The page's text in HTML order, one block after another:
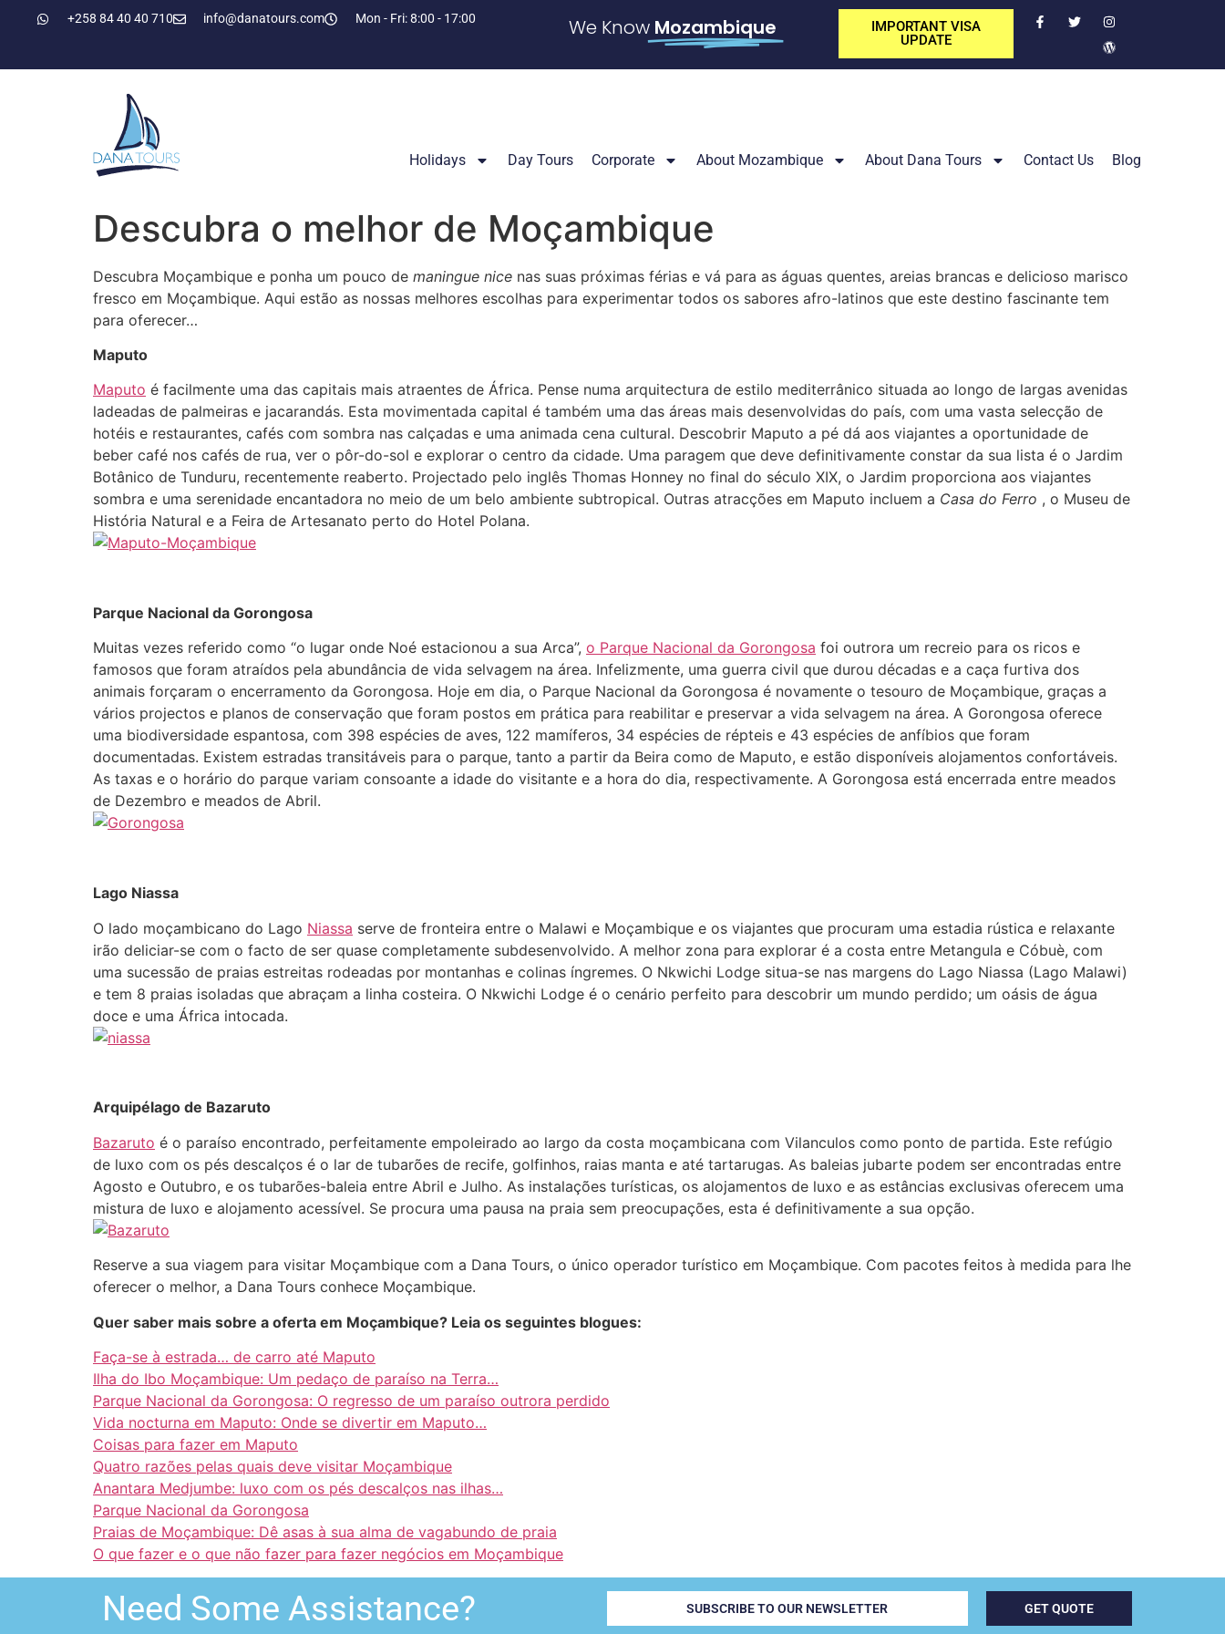
+258 84 40 40 710 info@danatours.com Mon - Fri: 8:00 - 17:00 We Know Mozambique
IMPORTANT VISA
UPDATE
Holidays Day Tours Corporate About Mozambique About Dana Tours Contact Us Blog
Descubra o melhor de Moçambique
Descubra Moçambique e ponha um pouco de maningue nice nas suas próximas férias e vá para as águas quentes, areias brancas e delicioso marisco
fresco em Moçambique. Aqui estão as nossas melhores escolhas para experimentar todos os sabores afro-latinos que este destino fascinante tem
para oferecer…
Maputo
Maputo é facilmente uma das capitais mais atraentes de África. Pense numa arquitectura de estilo mediterrânico situada ao longo de largas avenidas
ladeadas de palmeiras e jacarandás. Esta movimentada capital é também uma das áreas mais desenvolvidas do país, com uma vasta selecção de
hotéis e restaurantes, cafés com sombra nas calçadas e uma animada cena cultural. Descobrir Maputo a pé dá aos viajantes a oportunidade de
beber café nos cafés de rua, ver o pôr-do-sol e explorar o centro da cidade. Uma paragem que deve definitivamente constar da sua lista é o Jardim
Botânico de Tunduru, recentemente reaberto. Projectado pelo inglês Thomas Honney no final do século XIX, o Jardim proporciona aos viajantes
sombra e uma serenidade encantadora no meio de um belo ambiente subtropical. Outras atracções em Maputo incluem a Casa do Ferro , o Museu de
História Natural e a Feira de Artesanato perto do Hotel Polana.
Parque Nacional da Gorongosa
Muitas vezes referido como “o lugar onde Noé estacionou a sua Arca”, o Parque Nacional da Gorongosa foi outrora um recreio para os ricos e
famosos que foram atraídos pela abundância de vida selvagem na área. Infelizmente, uma guerra civil que durou décadas e a caça furtiva dos
animais forçaram o encerramento da Gorongosa. Hoje em dia, o Parque Nacional da Gorongosa é novamente o tesouro de Moçambique, graças a
vários projectos e planos de conservação que foram postos em prática para reabilitar e preservar a vida selvagem na área. A Gorongosa oferece
uma biodiversidade espantosa, com 398 espécies de aves, 122 mamíferos, 34 espécies de répteis e 43 espécies de anfíbios que foram
documentadas. Existem estradas transitáveis para o parque, tanto a partir da Beira como de Maputo, e estão disponíveis alojamentos confortáveis.
As taxas e o horário do parque variam consoante a idade do visitante e a hora do dia, respectivamente. A Gorongosa está encerrada entre meados
de Dezembro e meados de Abril.
Lago Niassa
O lado moçambicano do Lago Niassa serve de fronteira entre o Malawi e Moçambique e os viajantes que procuram uma estadia rústica e relaxante
irão deliciar-se com o facto de ser quase completamente subdesenvolvido. A melhor zona para explorar é a costa entre Metangula e Cóbuè, com
uma sucessão de praias estreitas rodeadas por montanhas e colinas íngremes. O Nkwichi Lodge situa-se nas margens do Lago Niassa (Lago Malawi)
e tem 8 praias isoladas que abraçam a linha costeira. O Nkwichi Lodge é o cenário perfeito para descobrir um mundo perdido; um oásis de água
doce e uma África intocada.
Arquipélago de Bazaruto
Bazaruto é o paraíso encontrado, perfeitamente empoleirado ao largo da costa moçambicana com Vilanculos como ponto de partida. Este refúgio
de luxo com os pés descalços é o lar de tubarões de recife, golfinhos, raias manta e até tartarugas. As baleias jubarte podem ser encontradas entre
Agosto e Outubro, e os tubarões-baleia entre Abril e Julho. As instalações turísticas, os alojamentos de luxo e as estâncias exclusivas oferecem uma
mistura de luxo e alojamento acessível. Se procura uma pausa na praia sem preocupações, esta é definitivamente a sua opção.
Reserve a sua viagem para visitar Moçambique com a Dana Tours, o único operador turístico em Moçambique. Com pacotes feitos à medida para lhe
oferecer o melhor, a Dana Tours conhece Moçambique.
Quer saber mais sobre a oferta em Moçambique? Leia os seguintes blogues:
Faça-se à estrada… de carro até Maputo
Ilha do Ibo Moçambique: Um pedaço de paraíso na Terra…
Parque Nacional da Gorongosa: O regresso de um paraíso outrora perdido
Vida nocturna em Maputo: Onde se divertir em Maputo…
Coisas para fazer em Maputo
Quatro razões pelas quais deve visitar Moçambique
Anantara Medjumbe: luxo com os pés descalços nas ilhas…
Parque Nacional da Gorongosa
Praias de Moçambique: Dê asas à sua alma de vagabundo de praia
O que fazer e o que não fazer para fazer negócios em Moçambique
Need Some Assistance? SUBSCRIBE TO OUR NEWSLETTER GET QUOTE